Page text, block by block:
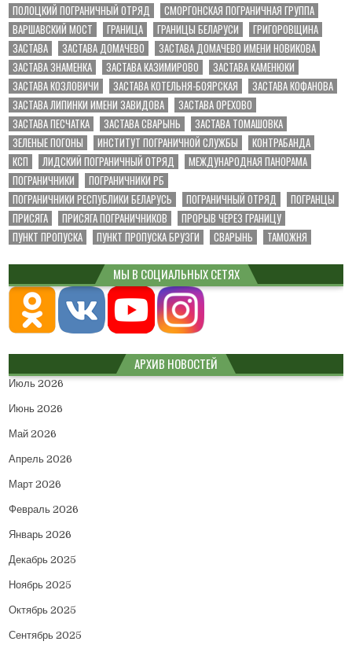
ПОЛОЦКИЙ ПОГРАНИЧНЫЙ ОТРЯД
СМОРГОНСКАЯ ПОГРАНИЧНАЯ ГРУППА
ВАРШАВСКИЙ МОСТ
ГРАНИЦА ГРАНИЦЫ БЕЛАРУСИ
ГРИГОРОВЩИНА
ЗАСТАВА
ЗАСТАВА ДОМАЧЕВО
ЗАСТАВА ДОМАЧЕВО ИМЕНИ НОВИКОВА
ЗАСТАВА ЗНАМЕНКА
ЗАСТАВА КАЗИМИРОВО
ЗАСТАВА КАМЕНЮКИ
ЗАСТАВА КОЗЛОВИЧИ
ЗАСТАВА КОТЕЛЬНЯ-БОЯРСКАЯ
ЗАСТАВА КОФАНОВА
ЗАСТАВА ЛИПИНКИ ИМЕНИ ЗАВИДОВА
ЗАСТАВА ОРЕХОВО
ЗАСТАВА ПЕСЧАТКА
ЗАСТАВА СВАРЫНЬ
ЗАСТАВА ТОМАШОВКА
ЗЕЛЕНЫЕ ПОГОНЫ
ИНСТИТУТ ПОГРАНИЧНОЙ СЛУЖБЫ
КОНТРАБАНДА
КСП
ЛИДСКИЙ ПОГРАНИЧНЫЙ ОТРЯД
МЕЖДУНАРОДНАЯ ПАНОРАМА
ПОГРАНИЧНИКИ
ПОГРАНИЧНИКИ РБ
ПОГРАНИЧНИКИ РЕСПУБЛИКИ БЕЛАРУСЬ
ПОГРАНИЧНЫЙ ОТРЯД
ПОГРАНЦЫ
ПРИСЯГА
ПРИСЯГА ПОГРАНИЧНИКОВ
ПРОРЫВ ЧЕРЕЗ ГРАНИЦУ
ПУНКТ ПРОПУСКА
ПУНКТ ПРОПУСКА БРУЗГИ СВАРЫНЬ ТАМОЖНЯ
МЫ В СОЦИАЛЬНЫХ СЕТЯХ
АРХИВ НОВОСТЕЙ
Июль 2026
Июнь 2026
Май 2026
Апрель 2026
Март 2026
Февраль 2026
Январь 2026
Декабрь 2025
Ноябрь 2025
Октябрь 2025
Сентябрь 2025